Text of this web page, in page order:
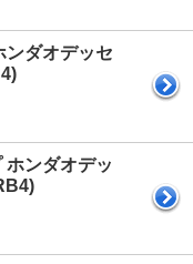
ンダオデッセ
ホンダオデッ